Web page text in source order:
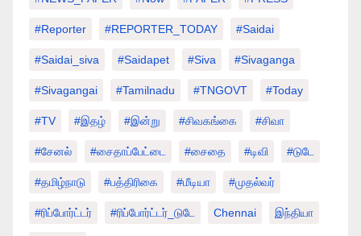
#Reporter #REPORTER_TODAY #saidai
#saidai_siva #saidapet #Siva #Sivaganga
#sivagangai #tamilnadu #TNGOVT #today
#TV #இதழ் #இன்று #சிவகங்கை #சிவா
#சேனல் #சைதாப்பேட்டை #சைதை #டிவி #டுடே
#தமிழ்நாடு #பத்திரிகை #மீடியா #முதல்வர்
#ரிப்போர்ட்டர் #ரிப்போர்ட்டர்_டுடே Chennai இந்தியா